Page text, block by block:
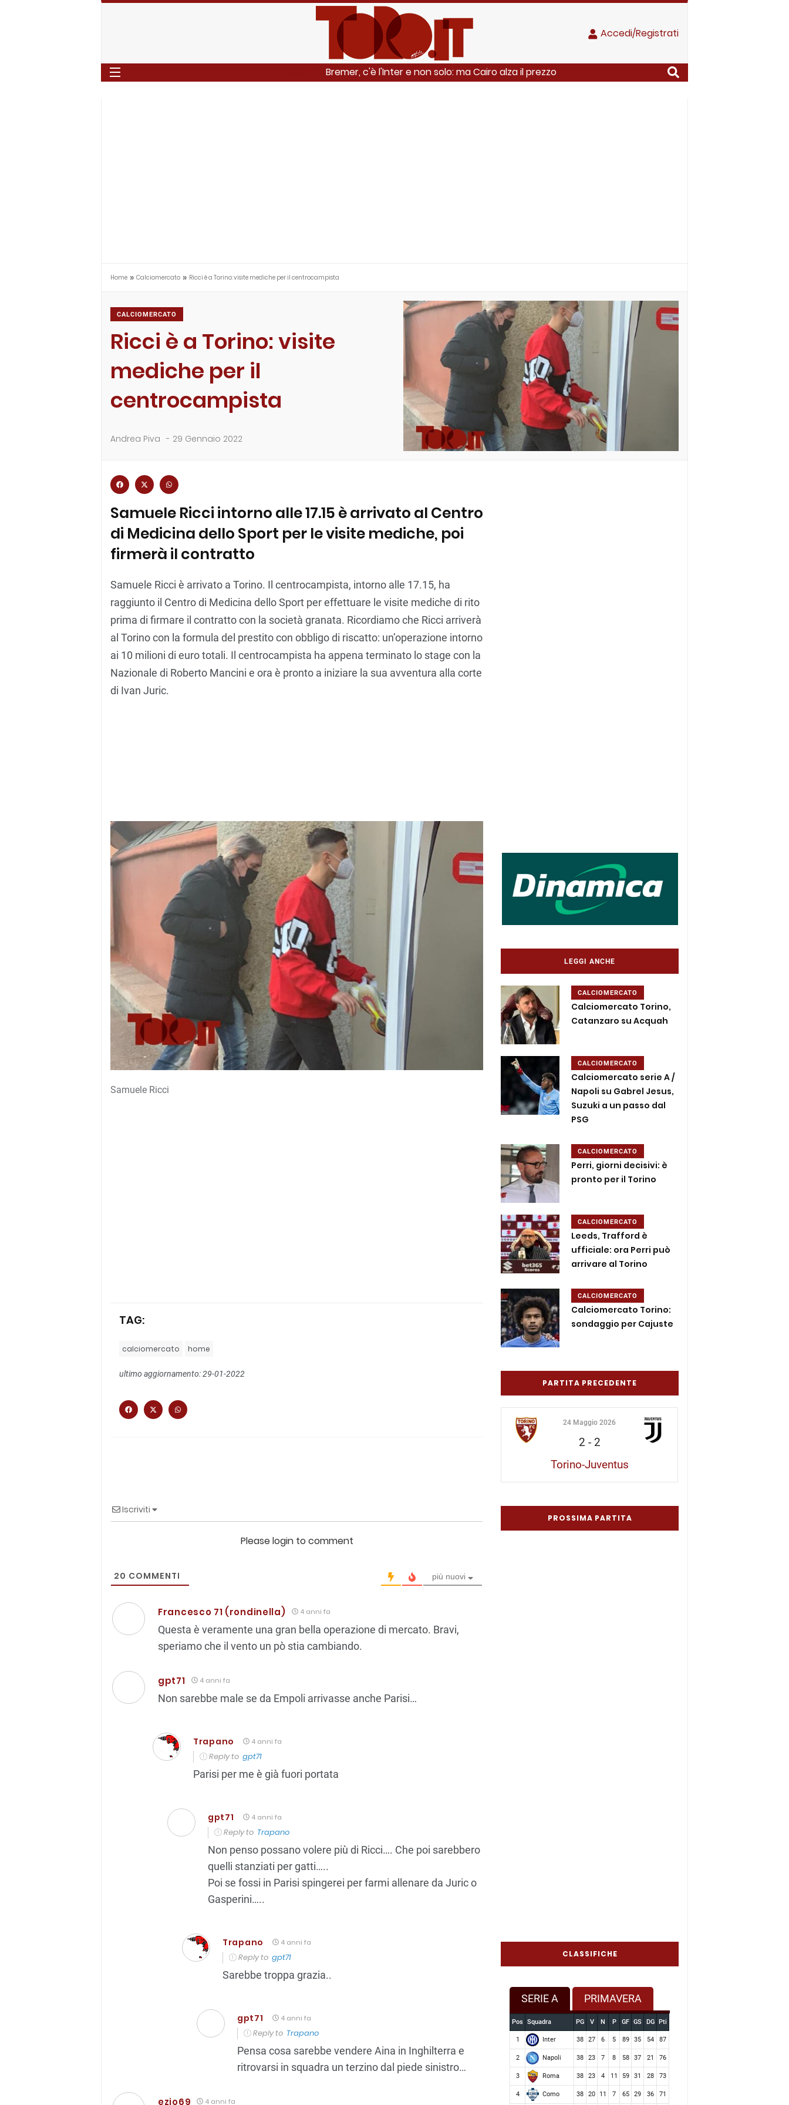
Accedi/Registrati
Bremer, c'è l'Inter e non solo: ma Cairo alza il prezzo
Home » Calciomercato » Ricci è a Torino: visite mediche per il centrocampista
CALCIOMERCATO
Ricci è a Torino: visite
mediche per il
centrocampista
Andrea Piva - 29 Gennaio 2022
Samuele Ricci intorno alle 17.15 è arrivato al Centro
di Medicina dello Sport per le visite mediche, poi
firmerà il contratto
Samuele Ricci è arrivato a Torino. Il centrocampista, intorno alle 17.15, ha
raggiunto il Centro di Medicina dello Sport per effettuare le visite mediche di rito
prima di firmare il contratto con la società granata. Ricordiamo che Ricci arriverà
al Torino con la formula del prestito con obbligo di riscatto: un’operazione intorno
ai 10 milioni di euro totali. Il centrocampista ha appena terminato lo stage con la
Nazionale di Roberto Mancini e ora è pronto a iniziare la sua avventura alla corte
di Ivan Juric.
Samuele Ricci
TAG:
calciomercato home
ultimo aggiornamento: 29-01-2022
Iscriviti
Please login to comment
20 COMMENTI più nuovi
Francesco 71 (rondinella) 4 anni fa
Questa è veramente una gran bella operazione di mercato. Bravi,
speriamo che il vento un pò stia cambiando.
gpt71 4 anni fa
Non sarebbe male se da Empoli arrivasse anche Parisi…
Trapano 4 anni fa
Reply to gpt71
Parisi per me è già fuori portata
gpt71 4 anni fa
Reply to Trapano
Non penso possano volere più di Ricci…. Che poi sarebbero
quelli stanziati per gatti…..
Poi se fossi in Parisi spingerei per farmi allenare da Juric o
Gasperini…..
Trapano 4 anni fa
Reply to gpt71
Sarebbe troppa grazia..
gpt71 4 anni fa
Reply to Trapano
Pensa cosa sarebbe vendere Aina in Inghilterra e
ritrovarsi in squadra un terzino dal piede sinistro…
ezio69 4 anni fa
LEGGI ANCHE
CALCIOMERCATO
Calciomercato Torino,
Catanzaro su Acquah
CALCIOMERCATO
Calciomercato serie A /
Napoli su Gabrel Jesus,
Suzuki a un passo dal
PSG
CALCIOMERCATO
Perri, giorni decisivi: è
pronto per il Torino
CALCIOMERCATO
Leeds, Trafford è
ufficiale: ora Perri può
arrivare al Torino
CALCIOMERCATO
Calciomercato Torino:
sondaggio per Cajuste
PARTITA PRECEDENTE
24 Maggio 2026
2 - 2
Torino-Juventus
PROSSIMA PARTITA
CLASSIFICHE
SERIE A PRIMAVERA
Pos Squadra PG V N P GF GS DG Pti
1 Inter 38 27 6 5 89 35 54 87
2 Napoli 38 23 7 8 58 37 21 76
3 Roma 38 23 4 11 59 31 28 73
4 Como 38 20 11 7 65 29 36 71